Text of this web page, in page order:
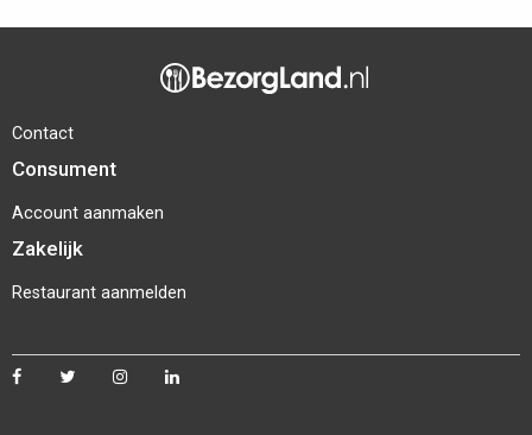
Contact
Consument
Account aanmaken
Zakelijk
Restaurant aanmelden